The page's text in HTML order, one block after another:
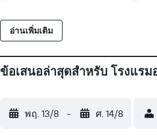
อ่านเพิ่มเติม
ข้อเสนอล่าสุดสำหรับ โรงแรม
พฤ. 13/8 - ศ. 14/8